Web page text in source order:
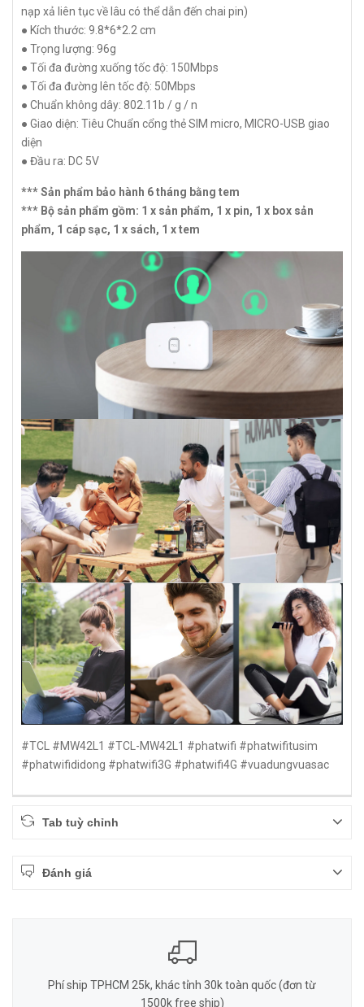
nạp xả liên tục về lâu có thể dẫn đến chai pin)
● Kích thước: 9.8*6*2.2 cm
● Trọng lượng: 96g
● Tối đa đường xuống tốc độ: 150Mbps
● Tối đa đường lên tốc độ: 50Mbps
● Chuẩn không dây: 802.11b / g / n
● Giao diện: Tiêu Chuẩn cổng thẻ SIM micro, MICRO-USB giao
diện
● Đầu ra: DC 5V
*** Sản phẩm bảo hành 6 tháng bằng tem
*** Bộ sản phẩm gồm: 1 x sản phẩm, 1 x pin, 1 x box sản
phẩm, 1 cáp sạc, 1 x sách, 1 x tem
#TCL #MW42L1 #TCL-MW42L1 #phatwifi #phatwifitusim
#phatwifididong #phatwifi3G #phatwifi4G #vuadungvuasac
Tab tuỳ chỉnh
Đánh giá
Phí ship TPHCM 25k, khác tỉnh 30k toàn quốc (đơn từ
1500k free ship)